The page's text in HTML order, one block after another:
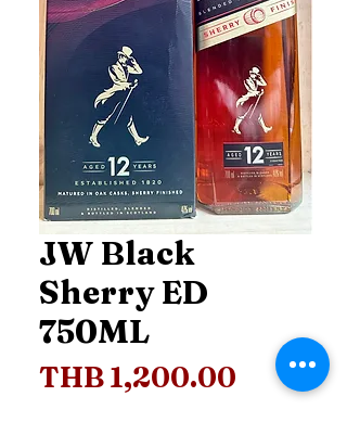
JW Black
Sherry ED
750ML
THB 1,200.00 Price